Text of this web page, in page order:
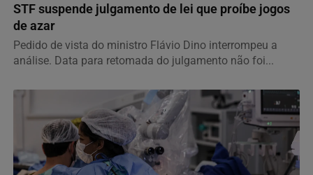
STF suspende julgamento de lei que proíbe jogos
de azar
Pedido de vista do ministro Flávio Dino interrompeu a
análise. Data para retomada do julgamento não foi...